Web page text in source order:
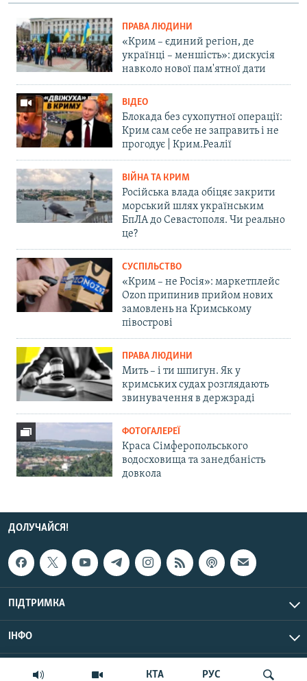
КТА РУС
ПРАВА ЛЮДИНИ
«Крим – єдиний регіон, де
українці – меншість»: дискусія
навколо нової пам'ятної дати
ВІДЕО
Блокада без сухопутної операції:
Крим сам себе не заправить і не
прогодує | Крим.Реалії
ВІЙНА ТА КРИМ
Російська влада обіцяє закрити
морський шлях українським
БпЛА до Севастополя. Чи реально
це?
СУСПІЛЬСТВО
«Крим – не Росія»: маркетплейс
Ozon припинив прийом нових
замовлень на Кримському
півострові
ПРАВА ЛЮДИНИ
Мить – і ти шпигун. Як у
кримських судах розглядають
звинувачення в держзраді
ФОТОГАЛЕРЕЇ
Краса Сімферопольського
водосховища та занедбаність
довкола
ДОЛУЧАЙСЯ!
ПІДТРИМКА
ІНФО
© Крим.Реалії, 2026 | Усі права застережено.